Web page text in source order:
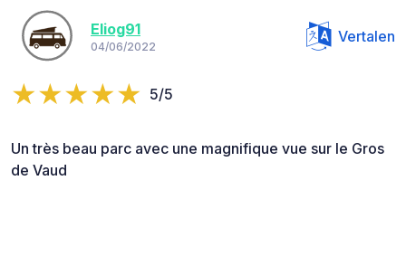
Eliog91
04/06/2022
Vertalen
5/5
Un très beau parc avec une magnifique vue sur le Gros
de Vaud